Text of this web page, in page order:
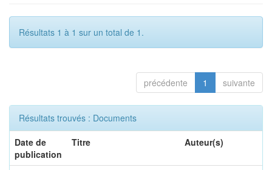
Résultats 1 à 1 sur un total de 1.
précédente 1 suivante
Résultats trouvés : Documents
Date de
publication
Titre Auteur(s)